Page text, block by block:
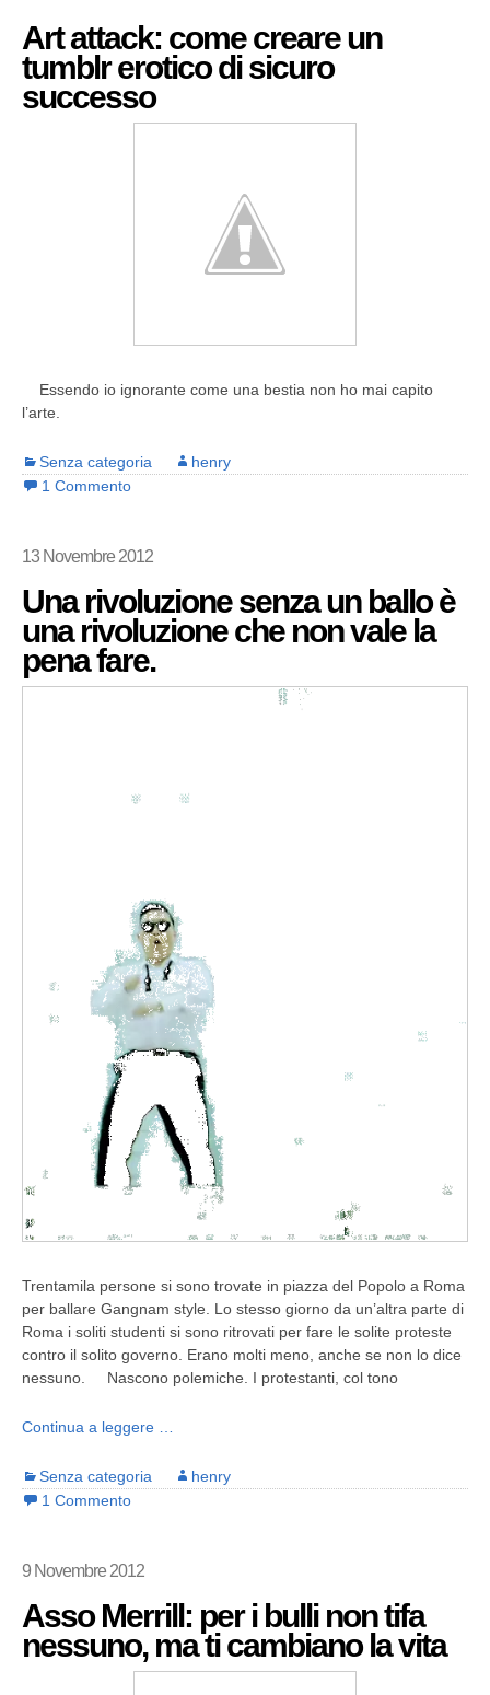
Art attack: come creare un
tumblr erotico di sicuro
successo
Essendo io ignorante come una bestia non ho mai capito
l’arte.
Senza categoria
henry
1 Commento
13 Novembre 2012
Una rivoluzione senza un ballo è
una rivoluzione che non vale la
pena fare.
Trentamila persone si sono trovate in piazza del Popolo a Roma
per ballare Gangnam style. Lo stesso giorno da un’altra parte di
Roma i soliti studenti si sono ritrovati per fare le solite proteste
contro il solito governo. Erano molti meno, anche se non lo dice
nessuno. Nascono polemiche. I protestanti, col tono
Continua a leggere …
Senza categoria
henry
1 Commento
9 Novembre 2012
Asso Merrill: per i bulli non tifa
nessuno, ma ti cambiano la vita